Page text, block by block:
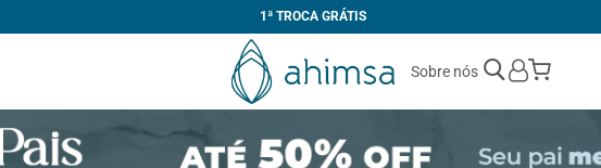
1ª TROCA GRÁTIS
Sobre nós
My Cart